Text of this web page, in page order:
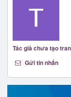
Tác giả chưa tạo
Gửi tin nhắn